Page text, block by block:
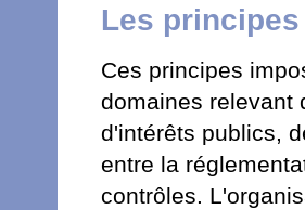
Les
Ces principes
domaines relevant
d'intérêts publics,
entre la
contrôles.